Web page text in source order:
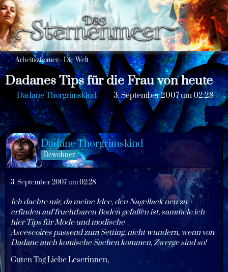
Arbeitszimmer - Die Welt
Dadanes Tips für die Frau von heute
Dadane Thorgrimskind 3. September 2007 um 02:28
Dadane Thorgrimskind
Bewohner
3. September 2007 um 02:28
Ich dachte mir, da meine Idee, den Nagellack neu zu
erfinden auf fruchtbaren Boden gefallen ist, sammele ich
hier Tips für Mode und modische
Ascescoires passend zum Setting, nicht wundern, wenn von
Dadane auch komische Sachen kommen, Zwerge sind so!
Guten Tag Liebe Leserinnen,